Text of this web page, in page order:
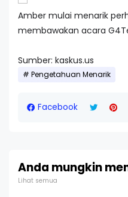
Amber mulai menarik
membawakan acara
Sumber: kaskus.us
Pengetahuan Menarik
Facebook
Anda mungkin
Lihat semua